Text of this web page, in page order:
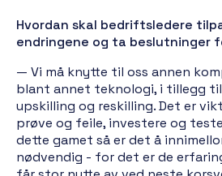
Hvordan skal bedriftsledere
endringene og ta beslutninger
— Vi må knytte til oss annen
blant annet teknologi, i tillegg
upskilling og reskilling. Det er
prøve og feile, investere og
dette gamet så er det å
nødvendig - for det er de